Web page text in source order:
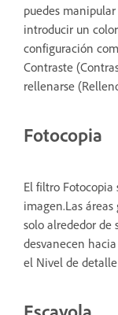
puedes
introducir un
configuración
Contraste
rellenarse
Fotocopia
El filtro
imagen.Las
solo alrededor de
desvanecen
el Nivel de